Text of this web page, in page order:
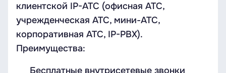
клиентской IP-АТС (офисная АТС,
учрежденческая АТС, мини-АТС,
корпоративная АТС, IP-PBX).
Преимущества:
Бесплатные внутрисетевые звонки